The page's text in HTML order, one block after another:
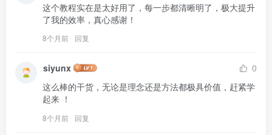
这个教程实在是太好用了，每一步都清晰明了，极大提升
了我的效率，真心感谢！
8个月前 回复
siyunx
0
这么棒的干货，无论是理念还是方法都极具价值，赶紧学
起来 ！
8个月前 回复